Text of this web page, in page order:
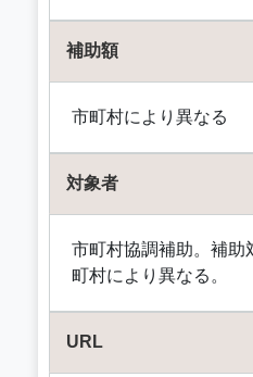
補助額
市町村により異なる
対象者
市町村協調補助。補助
町村により異なる。
URL